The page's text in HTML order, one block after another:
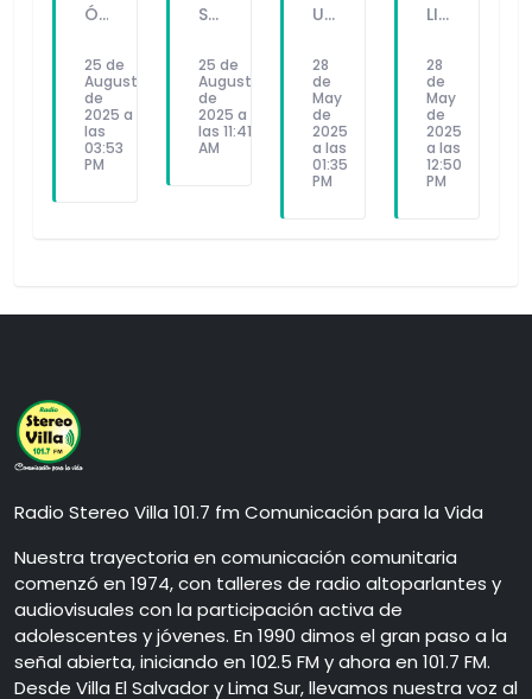
ÓSCAR IBÁÑEZ PONE A PUNTO A LA SELECCIÓN PARA ENFRENTAR A URUGUAY Y PARAGUAY
25 de
August
de
2025 a
las
03:53
PM
SIN GUERRERO NI LAPADULA, VALERA LIDERA EL ATAQUE DE LA SELECCIÓN PERUANA
25 de
August
de
2025 a
las 11:41
AM
UNIVERSITARIO YA PIENSA EN OCTAVOS: ¿CUÁNDO SE JUGARÁN LOS CRUCES?
28
de
May
de
2025
a las
01:35
PM
LIGA PERUANA DE VÓLEY 2025-2026 INICIARÁ EN NOVIEMBRE Y PODRÍA JUGARSE EN PROVINCIA
28
de
May
de
2025
a las
12:50
PM
Radio Stereo Villa 101.7 fm Comunicación para la Vida
Nuestra trayectoria en comunicación comunitaria
comenzó en 1974, con talleres de radio altoparlantes y
audiovisuales con la participación activa de
adolescentes y jóvenes. En 1990 dimos el gran paso a la
señal abierta, iniciando en 102.5 FM y ahora en 101.7 FM.
Desde Villa El Salvador y Lima Sur, llevamos nuestra voz al